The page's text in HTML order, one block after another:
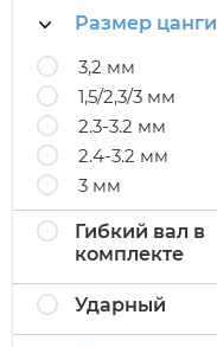
Размер цанги
3,2 мм
1,5/2,3/3 мм
2.3-3.2 мм
2.4-3.2 мм
3 мм
Гибкий вал в
комплекте
Ударный